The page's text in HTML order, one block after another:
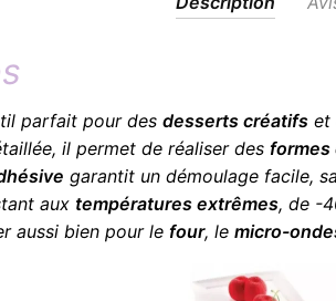
parfait pour des desserts créatifset
il permet de réaliser des formes
garantit un démoulage facile,
aux températures extrêmes, de -
aussi bien pour le four, le micro-